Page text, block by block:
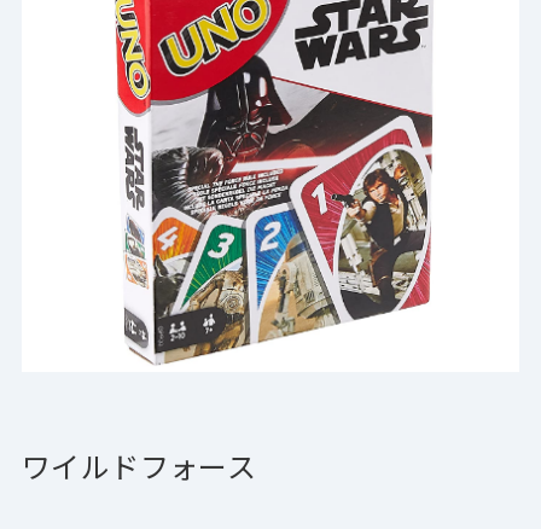
ワイルドフォース